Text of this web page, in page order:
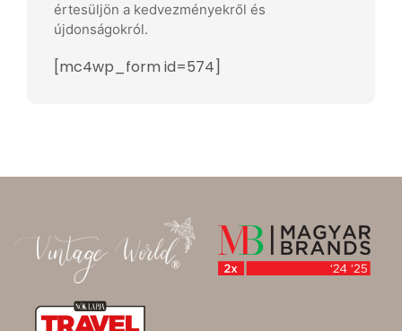
értesüljön a kedvezményekről és
újdonságokról.
[mc4wp_form id=574]